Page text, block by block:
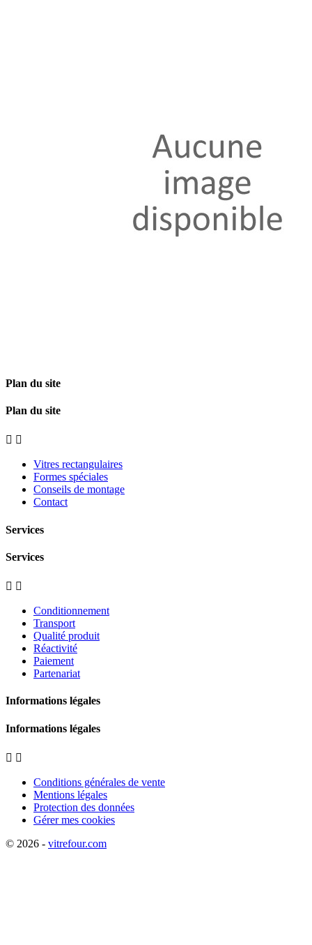
Plan du site
Plan du site
 
Vitres rectangulaires
Formes spéciales
Conseils de montage
Contact
Services
Services
 
Conditionnement
Transport
Qualité produit
Réactivité
Paiement
Partenariat
Informations légales
Informations légales
 
Conditions générales de vente
Mentions légales
Protection des données
Gérer mes cookies
© 2026 - vitrefour.com